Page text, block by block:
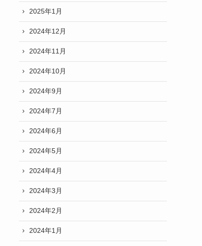
2025年1月
2024年12月
2024年11月
2024年10月
2024年9月
2024年7月
2024年6月
2024年5月
2024年4月
2024年3月
2024年2月
2024年1月